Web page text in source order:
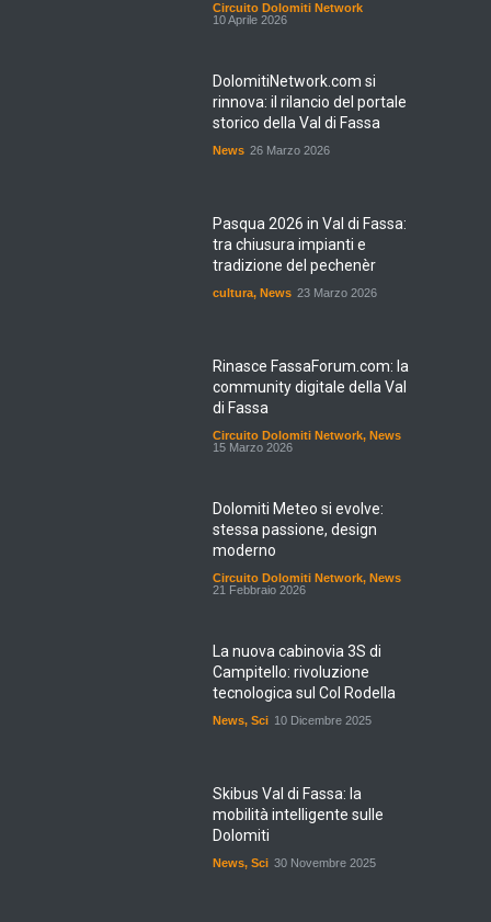
Circuito Dolomiti Network
10 Aprile 2026
DolomitiNetwork.com si
rinnova: il rilancio del portale
storico della Val di Fassa
News 26 Marzo 2026
Pasqua 2026 in Val di Fassa:
tra chiusura impianti e
tradizione del pechenèr
cultura, News 23 Marzo 2026
Rinasce FassaForum.com: la
community digitale della Val
di Fassa
Circuito Dolomiti Network, News
15 Marzo 2026
Dolomiti Meteo si evolve:
stessa passione, design
moderno
Circuito Dolomiti Network, News
21 Febbraio 2026
La nuova cabinovia 3S di
Campitello: rivoluzione
tecnologica sul Col Rodella
News, Sci 10 Dicembre 2025
Skibus Val di Fassa: la
mobilità intelligente sulle
Dolomiti
News, Sci 30 Novembre 2025